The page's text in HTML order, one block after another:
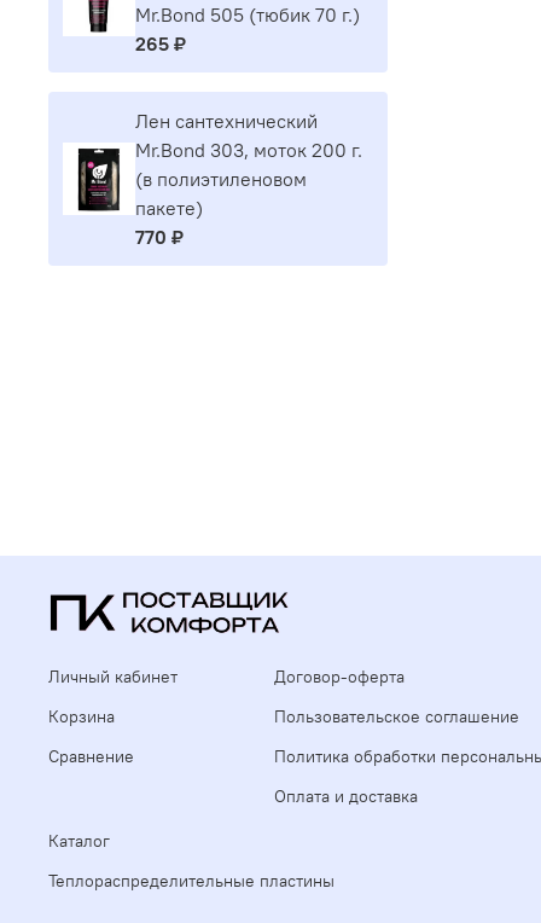
Mr.Bond 505 (тюбик 70 г.)
265 ₽
Лен сантехнический
Mr.Bond 303, моток 200 г.
(в полиэтиленовом
пакете)
770 ₽
Личный кабинет
Корзина
Сравнение
Договор-оферта
Пользовательское соглашение
Политика обработки
Оплата и доставка
Каталог
Теплораспределительные пластины